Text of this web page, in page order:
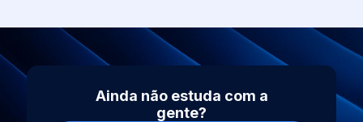
Ainda não estuda com a
gente?